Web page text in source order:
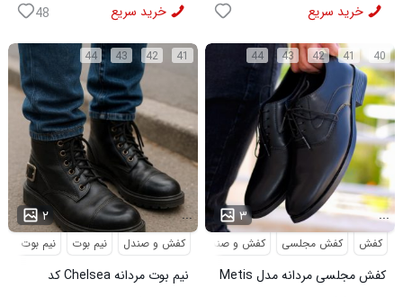
خرید سریع 48 خرید سریع
41
42
43
44
۲ ...
کفش و صندل نیم بوت نیم بوت
نیم بوت مردانه Chelsea کد
40
41
42
43
44
۳ ...
کفش کفش مجلسی کفش و صندل
کفش مجلسی مردانه مدل Metis